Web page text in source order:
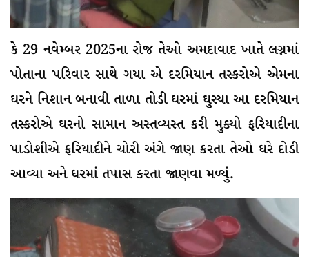
કે 29 નવેમ્બર 2025ના રોજ તેઓ અમદાવાદ ખાતે લગ્નમાં
પોતાના પરિવાર સાથે ગયા એ દરમિયાન તસ્કરોએ એમના
ઘરને નિશાન બનાવી તાળા તોડી ઘરમાં ઘુસ્યા આ દરમિયાન
તસ્કરોએ ઘરનો સામાન અસ્તવ્યસ્ત કરી મુક્યો ફરિયાદીના
પાડોશીએ ફરિયાદીને ચોરી અંગે જાણ કરતા તેઓ ઘરે દોડી
આવ્યા અને ઘરમાં તપાસ કરતા જાણવા મળ્યું.